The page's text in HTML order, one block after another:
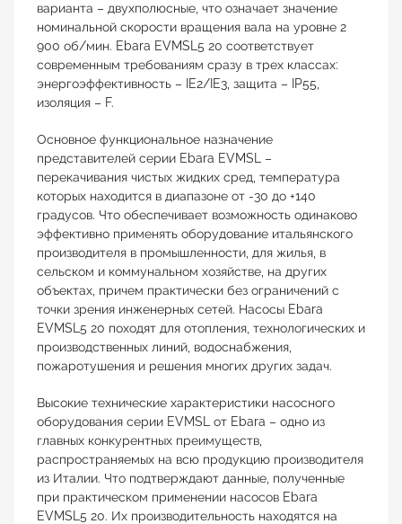
варианта – двухполюсные, что означает значение
номинальной скорости вращения вала на уровне 2
900 об/мин. Ebara EVMSL5 20 соответствует
современным требованиям сразу в трех классах:
энергоэффективность – IE2/IE3, защита – IP55,
изоляция – F.
Основное функциональное назначение
представителей серии Ebara EVMSL –
перекачивания чистых жидких сред, температура
которых находится в диапазоне от -30 до +140
градусов. Что обеспечивает возможность одинаково
эффективно применять оборудование итальянского
производителя в промышленности, для жилья, в
сельском и коммунальном хозяйстве, на других
объектах, причем практически без ограничений с
точки зрения инженерных сетей. Насосы Ebara
EVMSL5 20 походят для отопления, технологических и
производственных линий, водоснабжения,
пожаротушения и решения многих других задач.
Высокие технические характеристики насосного
оборудования серии EVMSL от Ebara – одно из
главных конкурентных преимуществ,
распространяемых на всю продукцию производителя
из Италии. Что подтверждают данные, полученные
при практическом применении насосов Ebara
EVMSL5 20. Их производительность находятся на